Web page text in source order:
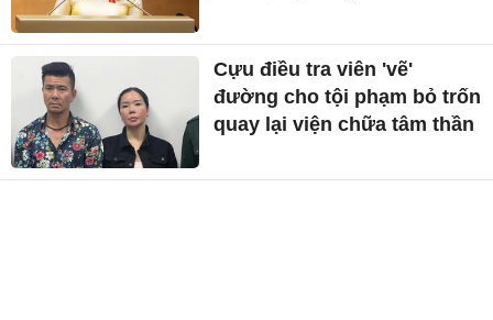
Cựu điều tra viên 'vẽ'
đường cho tội phạm bỏ trốn
quay lại viện chữa tâm thần